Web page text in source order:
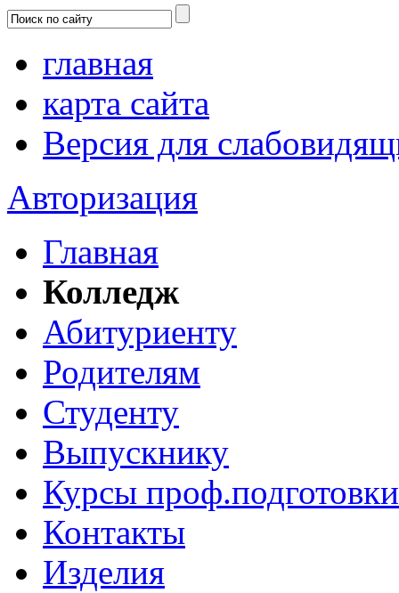
главная
карта сайта
Версия для
Авторизация
Главная
Колледж
Абитуриенту
Родителям
Студенту
Выпускнику
Курсы проф.подготовки
Контакты
Изделия